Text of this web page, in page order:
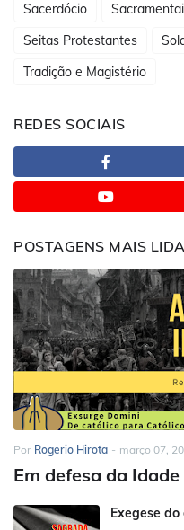
Sacerdócio
Seitas Protestantes
Tradição e Magistério
REDES SOCIAIS
POSTAGENS MAIS LIDA
Por Rogerio Hirota - março 07,
Em defesa da
Exegese